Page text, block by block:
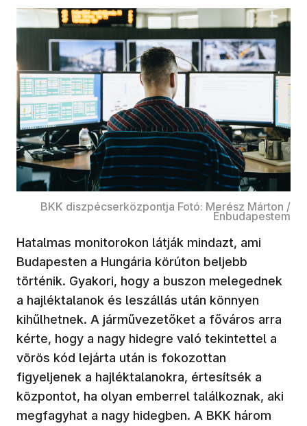
BKK diszpécserközpontja Fotó: Merész Márton /
Énbudapestem
Hatalmas monitorokon látják mindazt, ami
Budapesten a Hungária körúton beljebb
történik. Gyakori, hogy a buszon melegednek
a hajléktalanok és leszállás után könnyen
kihűlhetnek. A járművezetőket a főváros arra
kérte, hogy a nagy hidegre való tekintettel a
vörös kód lejárta után is fokozottan
figyeljenek a hajléktalanokra, értesítsék a
központot, ha olyan emberrel találkoznak, aki
megfagyhat a nagy hidegben. A BKK három